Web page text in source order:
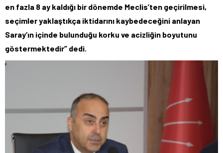
en fazla 8 ay kaldığı bir dönemde Meclis’ten geçirilmesi,
seçimler yaklaştıkça iktidarını kaybedeceğini anlayan
Saray’ın içinde bulunduğu korku ve acizliğin boyutunu
göstermektedir” dedi.